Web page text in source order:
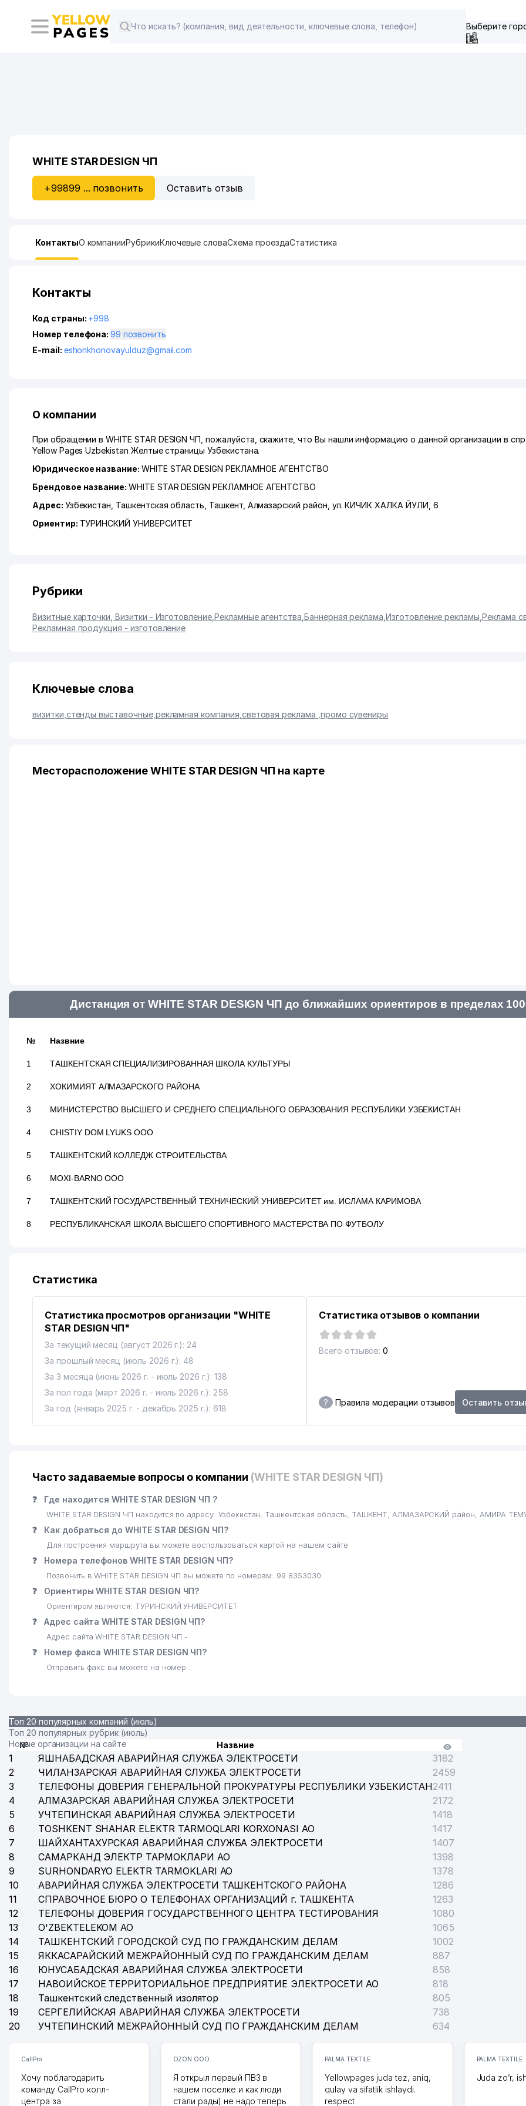
Выберите
WHITE STAR DESIGN ЧП
+99899 ... позвонить Оставить отзыв
КонтактыО компанииРубрикиКлючевые словаСхема проездаСтатистика
Контакты
Код страны: +998
Номер телефона:
99 позвонить
E-mail: eshonkhonovayulduz@gmail.com
О компании
При обращении в WHITE STAR DESIGN ЧП, пожалуйста, скажите, что Вы нашли информацию о данной организации в
Yellow Pages Uzbekistan Желтые страницы Узбекистана.
Юридическое название: WHITE STAR DESIGN РЕКЛАМНОЕ АГЕНТСТВО
Брендовое название: WHITE STAR DESIGN РЕКЛАМНОЕ АГЕНТСТВО
Адрес: Узбекистан, Ташкентская область Ташкент, Алмазарский район ул. КИЧИК ХАЛКА ЙУЛИ , 6
Ориентир: ТУРИНСКИЙ УНИВЕРСИТЕТ
Рубрики
Визитные карточки, Визитки - Изготовление, Рекламные агентства Баннерная реклама ,Изготовление рекламы Реклама
Рекламная продукция - изготовление
Ключевые слова
визитки стенды выставочные, рекламная компания световая реклама промо сувениры
Месторасположение WHITE STAR DESIGN ЧП на карте
Дистанция от WHITE STAR DESIGN ЧП до ближайших ориентиров в пределах
№ Назвние
1 ТАШКЕНТСКАЯ СПЕЦИАЛИЗИРОВАННАЯ ШКОЛА КУЛЬТУРЫ
2 ХОКИМИЯТ АЛМАЗАРСКОГО РАЙОНА
3 МИНИСТЕРСТВО ВЫСШЕГО И СРЕДНЕГО СПЕЦИАЛЬНОГО ОБРАЗОВАНИЯ РЕСПУБЛИКИ УЗБЕКИСТАН
4 CHISTIY DOM LYUKS ООО
5 ТАШКЕНТСКИЙ КОЛЛЕДЖ СТРОИТЕЛЬСТВА
6 MOXI-BARNO ООО
7 ТАШКЕНТСКИЙ ГОСУДАРСТВЕННЫЙ ТЕХНИЧЕСКИЙ УНИВЕРСИТЕТ им. ИСЛАМА КАРИМОВА
8 РЕСПУБЛИКАНСКАЯ ШКОЛА ВЫСШЕГО СПОРТИВНОГО МАСТЕРСТВА ПО ФУТБОЛУ
Статистика
Статистика просмотров организации "WHITE
STAR DESIGN ЧП"
За текущий месяц (август 2026 г.): 24
За прошлый месяц (июль 2026 г.): 48
За 3 месяца (июнь 2026 г. - июль 2026 г.): 138
За пол года (март 2026 г. - июль 2026 г.): 258
За год (январь 2025 г. - декабрь 2025 г.): 618
Статистика отзывов о компании
Всего отзывов: 0
? Правила модерации отзывов Оставить
Часто задаваемые вопросы о компании (WHITE STAR DESIGN ЧП)
❓ Где находится WHITE STAR DESIGN ЧП ?
WHITE STAR DESIGN ЧП находится по адресу: Узбекистан, Ташкентская область, ТАШКЕНТ, АЛМАЗАРСКИЙ район, АМИРА
❓ Как добраться до WHITE STAR DESIGN ЧП?
Для построения маршрута вы можете воспользоваться картой на нашем сайте
❓ Номера телефонов WHITE STAR DESIGN ЧП?
Позвонить в WHITE STAR DESIGN ЧП вы можете по номерам: 99 8353030
❓ Ориентиры WHITE STAR DESIGN ЧП?
Ориентиром являются: ТУРИНСКИЙ УНИВЕРСИТЕТ
❓ Адрес сайта WHITE STAR DESIGN ЧП?
Адрес сайта WHITE STAR DESIGN ЧП -
❓ Номер факса WHITE STAR DESIGN ЧП?
Отправить факс вы можете на номер .
Топ 20 популярных компаний (июль)
Топ 20 популярных рубрик (июль)
Новые организации на сайте
№ Назвние
1 ЯШНАБАДСКАЯ АВАРИЙНАЯ СЛУЖБА ЭЛЕКТРОСЕТИ
3182
2
ЧИЛАНЗАРСКАЯ АВАРИЙНАЯ СЛУЖБА ЭЛЕКТРОСЕТИ
2459
3
ТЕЛЕФОНЫ ДОВЕРИЯ ГЕНЕРАЛЬНОЙ ПРОКУРАТУРЫ РЕСПУБЛИКИ УЗБЕКИСТАН2411
4
АЛМАЗАРСКАЯ АВАРИЙНАЯ СЛУЖБА ЭЛЕКТРОСЕТИ
2172
5
УЧТЕПИНСКАЯ АВАРИЙНАЯ СЛУЖБА ЭЛЕКТРОСЕТИ
1418
6
TOSHKENT SHAHAR ELEKTR TARMOQLARI KORXONASI АО
1417
7
ШАЙХАНТАХУРСКАЯ АВАРИЙНАЯ СЛУЖБА ЭЛЕКТРОСЕТИ
1407
8
САМАРКАНД ЭЛЕКТР ТАРМОКЛАРИ АО
1398
9
SURHONDARYO ELEKTR TARMOKLARI АО
1378
10
АВАРИЙНАЯ СЛУЖБА ЭЛЕКТРОСЕТИ ТАШКЕНТСКОГО РАЙОНА
1286
11
СПРАВОЧНОЕ БЮРО О ТЕЛЕФОНАХ ОРГАНИЗАЦИЙ г. ТАШКЕНТА
1263
12
ТЕЛЕФОНЫ ДОВЕРИЯ ГОСУДАРСТВЕННОГО ЦЕНТРА ТЕСТИРОВАНИЯ
1080
13
O'ZBEKTELEKOM АО
1065
14
ТАШКЕНТСКИЙ ГОРОДСКОЙ СУД ПО ГРАЖДАНСКИМ ДЕЛАМ
1002
15
ЯККАСАРАЙСКИЙ МЕЖРАЙОННЫЙ СУД ПО ГРАЖДАНСКИМ ДЕЛАМ
887
16
ЮНУСАБАДСКАЯ АВАРИЙНАЯ СЛУЖБА ЭЛЕКТРОСЕТИ
858
17
НАВОИЙСКОЕ ТЕРРИТОРИАЛЬНОЕ ПРЕДПРИЯТИЕ ЭЛЕКТРОСЕТИ АО
818
18
Ташкентский следственный изолятор
805
19
СЕРГЕЛИЙСКАЯ АВАРИЙНАЯ СЛУЖБА ЭЛЕКТРОСЕТИ
738
20
УЧТЕПИНСКИЙ МЕЖРАЙОННЫЙ СУД ПО ГРАЖДАНСКИМ ДЕЛАМ 634
CallPro
Хочу поблагодарить
команду CallPro колл-
центра за
OZON ООО
Я открыл первый ПВЗ в
нашем поселке и как люди
стали рады) не надо теперь
PALMA TEXTILE
Yellowpages juda tez, aniq,
qulay va sifatlik ishlaydi.
respect
PALMA TEXTILE
Juda zo’r,